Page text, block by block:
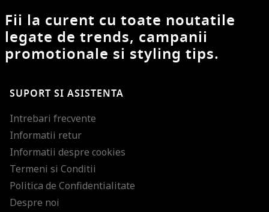
Fii la curent cu toate noutatile
legate de trends, campanii
promotionale si styling tips.
SUPORT SI ASISTENTA
Intrebari frecvente
Informatii retur
Informatii despre cookies
Termeni si Conditii
Politica de Confidentialitate
Despre noi